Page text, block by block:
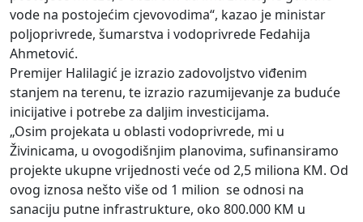
vode na postojećim cjevovodima“, kazao je ministar
poljoprivrede, šumarstva i vodoprivrede Fedahija
Ahmetović.
Premijer Halilagić je izrazio zadovoljstvo viđenim
stanjem na terenu, te izrazio razumijevanje za buduće
inicijative i potrebe za daljim investicijama.
„Osim projekata u oblasti vodoprivrede, mi u
Živinicama, u ovogodišnjim planovima, sufinansiramo
projekte ukupne vrijednosti veće od 2,5 miliona KM. Od
ovog iznosa nešto više od 1 milion se odnosi na
sanaciju putne infrastrukture, oko 800.000 KM u